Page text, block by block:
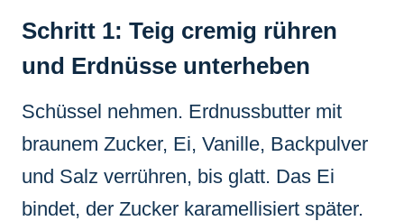
Schritt 1: Teig cremig rühren
und Erdnüsse unterheben
Schüssel nehmen. Erdnussbutter mit
braunem Zucker, Ei, Vanille, Backpulver
und Salz verrühren, bis glatt. Das Ei
bindet, der Zucker karamellisiert später.